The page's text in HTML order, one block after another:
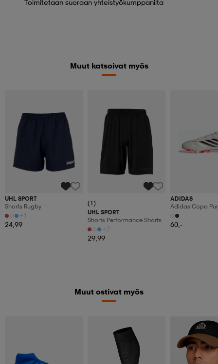
Toimitetaan suoraan yhteistyökumppanilta
Muut katsoivat myös
UHL SPORT
Shorts Rugby
+1
24,99
(1)
UHL SPORT
Shorts Performance Shorts
+2
29,99
ADIDAS
Adidas Copa
Firm Ground/
Fotbollsskor
60,-
Muut ostivat myös